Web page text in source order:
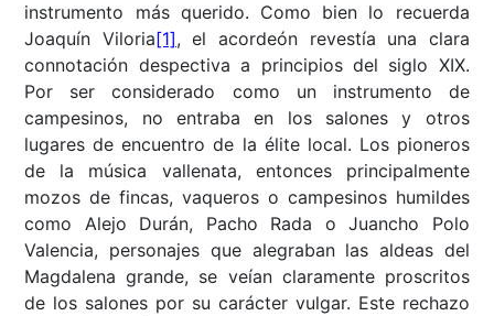
instrumento más querido. Como bien lo recuerda
Joaquín Viloria[1], el acordeón revestía una clara
connotación despectiva a principios del siglo XIX.
Por ser considerado como un instrumento de
campesinos, no entraba en los salones y otros
lugares de encuentro de la élite local. Los pioneros
de la música vallenata, entonces principalmente
mozos de fincas, vaqueros o campesinos humildes
como Alejo Durán, Pacho Rada o Juancho Polo
Valencia, personajes que alegraban las aldeas del
Magdalena grande, se veían claramente proscritos
de los salones por su carácter vulgar. Este rechazo